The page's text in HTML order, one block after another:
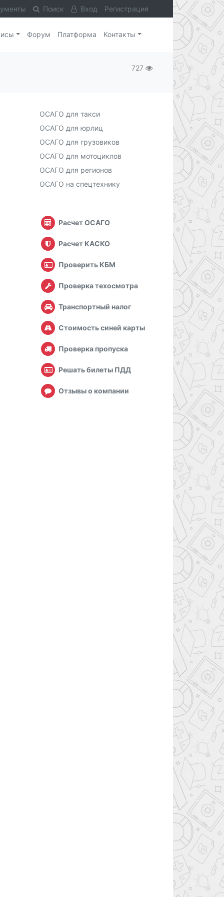
Поиск Вход Регистрация
Форум Платформа Контакты
727
ОСАГО для такси
ОСАГО для юрлиц
ОСАГО для грузовиков
ОСАГО для мотоциклов
ОСАГО для регионов
ОСАГО на спецтехнику
Расчет ОСАГО
Расчет КАСКО
Проверить КБМ
Проверка техосмотра
Транспортный налог
Стоимость синей карты
Проверка пропуска
Решать билеты ПДД
Отзывы о компании